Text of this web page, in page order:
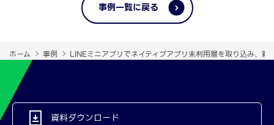
事例一覧に戻る
ホーム 事例 LINEミニアプリでネイティブアプリ未利用層を取り込み、
資料ダウンロード